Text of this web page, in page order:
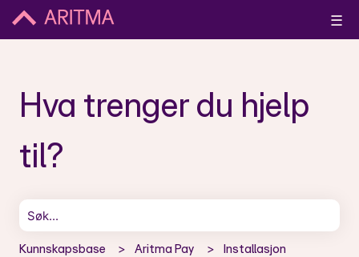
☰
Hva trenger du hjelp
til?
Kunnskapsbase Aritma Pay Installasjon